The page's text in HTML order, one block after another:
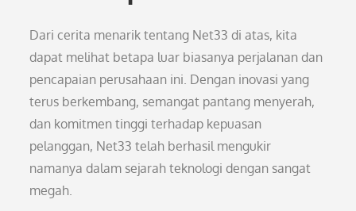
Dari cerita menarik tentang Net33 di atas, kita
dapat melihat betapa luar biasanya perjalanan dan
pencapaian perusahaan ini. Dengan inovasi yang
terus berkembang, semangat pantang menyerah,
dan komitmen tinggi terhadap kepuasan
pelanggan, Net33 telah berhasil mengukir
namanya dalam sejarah teknologi dengan sangat
megah.